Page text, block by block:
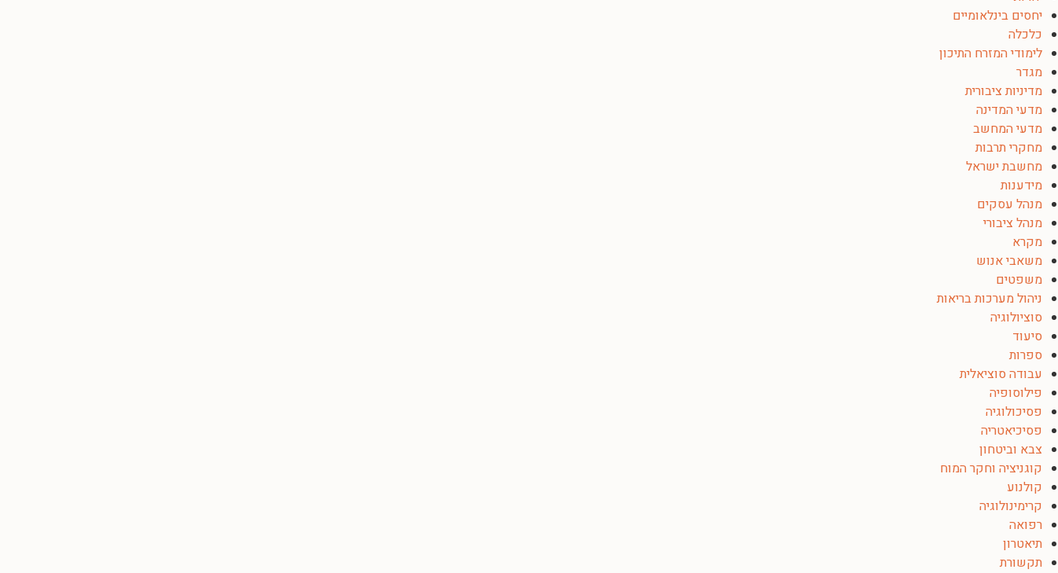
יחסים בינלאומיים
כלכלה
לימודי המזרח התיכון
מגדר
מדיניות ציבורית
מדעי המדינה
מדעי המחשב
מחקרי תרבות
מחשבת ישראל
מידענות
מנהל עסקים
מנהל ציבורי
מקרא
משאבי אנוש
משפטים
ניהול מערכות בריאות
סוציולוגיה
סיעוד
ספרות
עבודה סוציאלית
פילוסופיה
פסיכולוגיה
פסיכיאטריה
צבא וביטחון
קוגניציה וחקר המוח
קולנוע
קרימינולוגיה
רפואה
תיאטרון
תקשורת